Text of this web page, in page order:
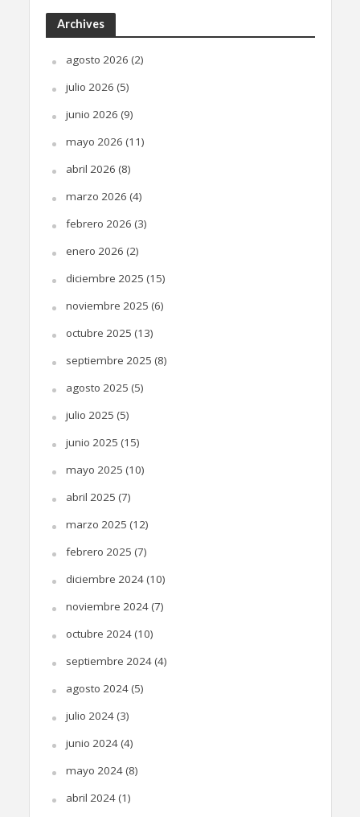
Archives
agosto 2026 (2)
julio 2026 (5)
junio 2026 (9)
mayo 2026 (11)
abril 2026 (8)
marzo 2026 (4)
febrero 2026 (3)
enero 2026 (2)
diciembre 2025 (15)
noviembre 2025 (6)
octubre 2025 (13)
septiembre 2025 (8)
agosto 2025 (5)
julio 2025 (5)
junio 2025 (15)
mayo 2025 (10)
abril 2025 (7)
marzo 2025 (12)
febrero 2025 (7)
diciembre 2024(10)
noviembre 2024(7)
octubre 2024(10)
septiembre 2024(4)
agosto 2024(5)
julio 2024(3)
junio 2024(4)
mayo 2024(8)
abril 2024(1)